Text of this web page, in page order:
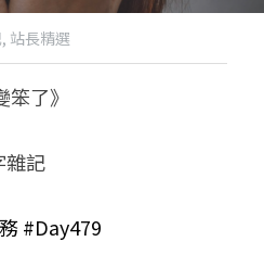
完整典藏版
站長精選
了》
雜記
#Day479